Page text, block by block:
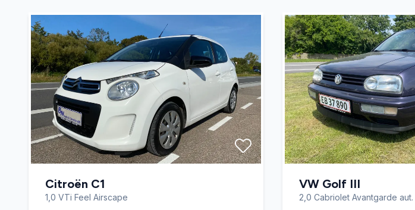
Citroën C1
1,0 VTi Feel Airscape
VW Golf III
2,0 Cabriolet Avantgarde aut.